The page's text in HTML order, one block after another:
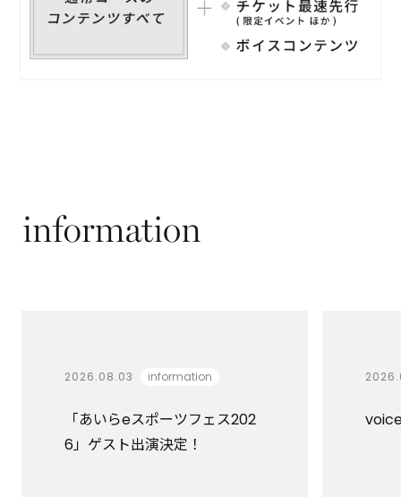
2026.08.03 information
「あいらeスポーツフェス202
6」ゲスト出演決定！